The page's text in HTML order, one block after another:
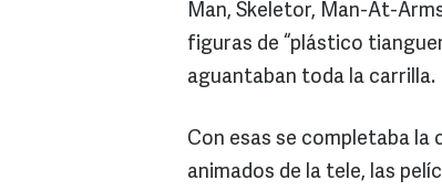
Man, Skeletor, Man-At-
figuras de “plástico
aguantaban toda la carrilla.
Con esas se completaba la
animados de la tele, las